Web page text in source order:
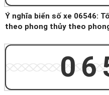
Ý nghĩa biển số xe 06546:
theo phong thủy theo